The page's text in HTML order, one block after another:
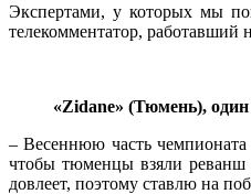
Экспертами, у которых мы
телекомментатор, работавший
«Zidane» (Тюмень), один
– Весеннюю часть чемпионата
чтобы тюменцы взяли реванш
довлеет, поэтому ставлю на